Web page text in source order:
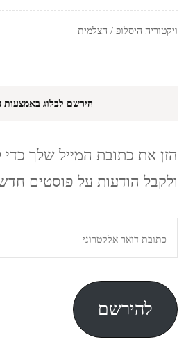
ויקטוריה היסלופ / הצלמית
הירשם לבלוג באמצעות
הזן את כתובת המייל שלך
ולקבל הודעות על פוסטים
דואר
אלקטרוני
להירשם